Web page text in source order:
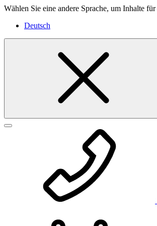
Wählen Sie eine andere Sprache, um Inhalte
Deutsch